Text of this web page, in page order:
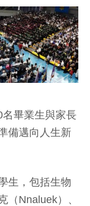
畢業生與家長
備邁向人生新
生，包括生物
（Nnaluek）、